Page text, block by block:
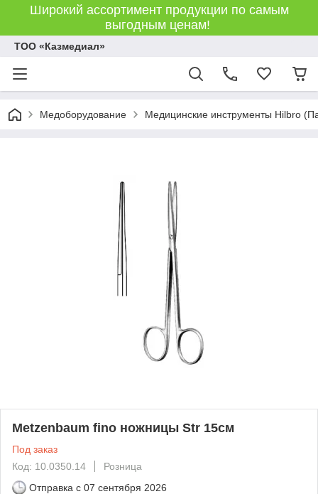
Широкий ассортимент продукции по самым
выгодным ценам!
ТОО «Казмедиал»
Медоборудование Медицинские инструменты Hilbro
Metzenbaum fino ножницы Str 15см
Под заказ
Код: 10.0350.14
Розница
Отправка с 07 сентября 2026